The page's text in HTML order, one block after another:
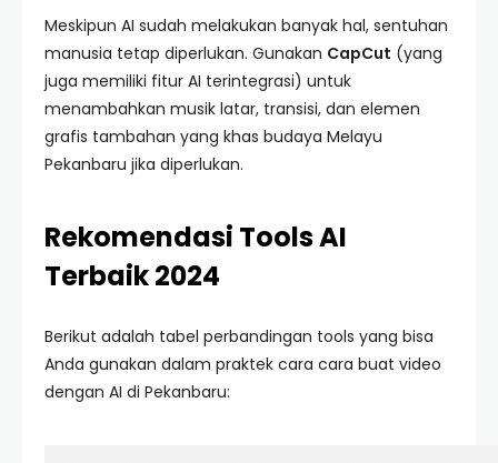
Meskipun AI sudah melakukan banyak hal, sentuhan
manusia tetap diperlukan. Gunakan CapCut (yang
juga memiliki fitur AI terintegrasi) untuk
menambahkan musik latar, transisi, dan elemen
grafis tambahan yang khas budaya Melayu
Pekanbaru jika diperlukan.
Rekomendasi Tools AI
Terbaik 2024
Berikut adalah tabel perbandingan tools yang bisa
Anda gunakan dalam praktek cara cara buat video
dengan AI di Pekanbaru: